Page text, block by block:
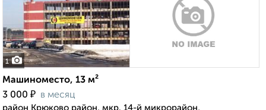
1
Машиноместо, 13 м²
3 000 ₽ в месяц
район Крюково район, мкр. 14-й микрорайон,